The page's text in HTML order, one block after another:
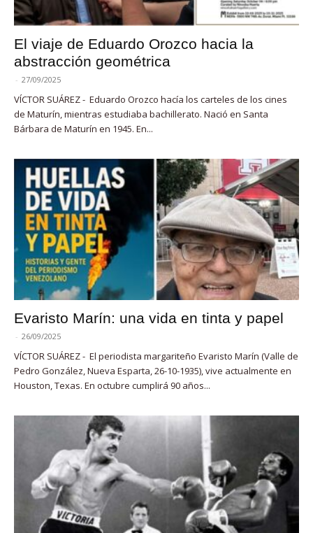
El viaje de Eduardo Orozco hacia la
abstracción geométrica
- 27/09/2025
VÍCTOR SUÁREZ - Eduardo Orozco hacía los carteles de los cines
de Maturín, mientras estudiaba bachillerato. Nació en Santa
Bárbara de Maturín en 1945. En...
Evaristo Marín: una vida en tinta y papel
- 26/09/2025
VÍCTOR SUÁREZ - El periodista margariteño Evaristo Marín (Valle de
Pedro González, Nueva Esparta, 26-10-1935), vive actualmente en
Houston, Texas. En octubre cumplirá 90 años...